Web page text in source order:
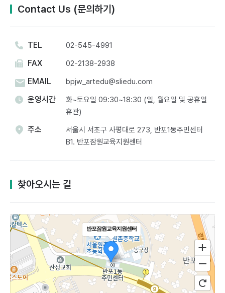
Contact Us (문의하기)
TEL 02-545-4991
FAX 02-2138-2938
EMAIL bpjw_artedu@sliedu.com
운영시간
화~토요일 09:30~18:30 (일, 월요일 및 공휴일
휴관)
주소
서울시 서초구 사평대로 273, 반포1동주민센터
B1. 반포잠원교육지원센터​
찾아오시는 길
반포잠원교육지원센터